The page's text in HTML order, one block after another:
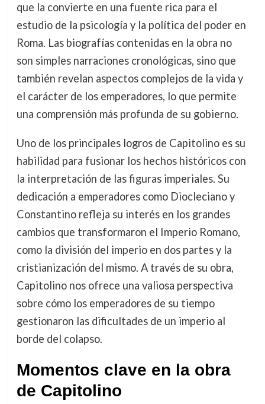
que la convierte en una fuente rica para el
estudio de la psicología y la política del poder en
Roma. Las biografías contenidas en la obra no
son simples narraciones cronológicas, sino que
también revelan aspectos complejos de la vida y
el carácter de los emperadores, lo que permite
una comprensión más profunda de su gobierno.
Uno de los principales logros de Capitolino es su
habilidad para fusionar los hechos históricos con
la interpretación de las figuras imperiales. Su
dedicación a emperadores como Diocleciano y
Constantino refleja su interés en los grandes
cambios que transformaron el Imperio Romano,
como la división del imperio en dos partes y la
cristianización del mismo. A través de su obra,
Capitolino nos ofrece una valiosa perspectiva
sobre cómo los emperadores de su tiempo
gestionaron las dificultades de un imperio al
borde del colapso.
Momentos clave en la obra
de Capitolino